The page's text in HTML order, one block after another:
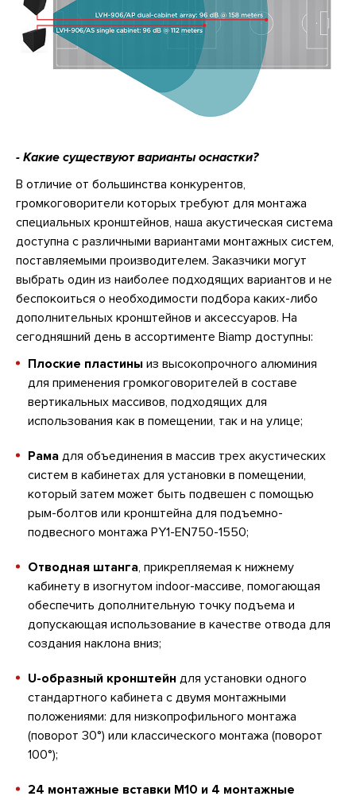
- Какие существуют варианты оснастки?
В отличие от большинства конкурентов,
громкоговорители которых требуют для монтажа
специальных кронштейнов, наша акустическая система
доступна с различными вариантами монтажных систем,
поставляемыми производителем. Заказчики могут
выбрать один из наиболее подходящих вариантов и не
беспокоиться о необходимости подбора каких-либо
дополнительных кронштейнов и аксессуаров. На
сегодняшний день в ассортименте Biamp доступны:
Плоские пластины из высокопрочного алюминия
для применения громкоговорителей в составе
вертикальных массивов, подходящих для
использования как в помещении, так и на улице;
Рама для объединения в массив трех акустических
систем в кабинетах для установки в помещении,
который затем может быть подвешен с помощью
рым-болтов или кронштейна для подъемно-
подвесного монтажа PY1-EN750-1550;
Отводная штанга, прикрепляемая к нижнему
кабинету в изогнутом indoor-массиве, помогающая
обеспечить дополнительную точку подъема и
допускающая использование в качестве отвода для
создания наклона вниз;
U-образный кронштейн для установки одного
стандартного кабинета с двумя монтажными
положениями: для низкопрофильного монтажа
(поворот 30°) или классического монтажа (поворот
100°);
24 монтажные вставки M10 и 4 монтажные